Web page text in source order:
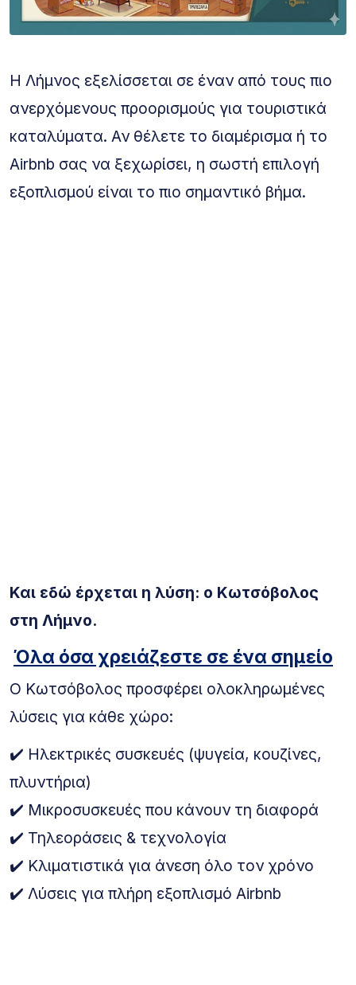
Η Λήμνος εξελίσσεται σε έναν από τους πιο
ανερχόμενους προορισμούς για τουριστικά
καταλύματα. Αν θέλετε το διαμέρισμα ή το
Airbnb σας να ξεχωρίσει, η σωστή επιλογή
εξοπλισμού είναι το πιο σημαντικό βήμα.
Και εδώ έρχεται η λύση: ο Κωτσόβολος
στη Λήμνο.
Όλα όσα χρειάζεστε σε ένα σημείο
Ο Κωτσόβολος προσφέρει ολοκληρωμένες
λύσεις για κάθε χώρο:
✔️ Ηλεκτρικές συσκευές (ψυγεία, κουζίνες,
πλυντήρια)
✔️ Μικροσυσκευές που κάνουν τη διαφορά
✔️ Τηλεοράσεις & τεχνολογία
✔️ Κλιματιστικά για άνεση όλο τον χρόνο
✔️ Λύσεις για πλήρη εξοπλισμό Airbnb